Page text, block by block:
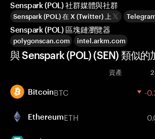
Senspark (POL) 社群媒體與社群
Senspark (POL) 在 X (Twitter) 上
Senspark (POL) 區塊鏈瀏覽器
polygonscan.com intel.arkm.com
與 Senspark (POL) (SEN) 類似的
資產
BitcoinBTC -
EthereumETH